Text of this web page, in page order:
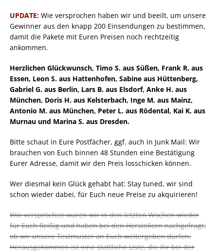
UPDATE: Wie versprochen haben wir und beeilt, um unsere
Gewinner aus den knapp 200 Einsendungen zu bestimmen,
damit die Pakete mit Euren Preisen noch rechtzeitig
ankommen.
Herzlichen Glückwunsch, Timo S. aus Süßen, Frank R. aus
Essen, Leon S. aus Hattenhofen, Sabine aus Hüttenberg,
Gabriel G. aus Berlin, Lars B. aus Elsdorf, Anke H. aus
München, Doris H. aus Kelsterbach, Inge M. aus Mainz,
Antonio M. aus München, Peter L. aus Rödental, Kai K. aus
Murnau und Marina S. aus Dresden.
Bitte schaut in Eure Postfächer, ggf. auch in Junk Mail: Wir
brauchen von Euch binnen 48 Stunden eine Bestätigung
Eurer Adresse, damit wir den Preis losschicken können.
Wer diesmal kein Glück gehabt hat: Stay tuned, wir sind
schon wieder dabei, für Euch neue Preise zu akquirieren!
Wie versprochen waren wir in den letzten Wochen wieder
für Euch fleißig und haben bei den Herstellern nachgefragt,
ob wir unsere Testmuster an Euch weitergeben dürfen.
Herausgekommen ist eine stattliche Liste, die Ihr bei der